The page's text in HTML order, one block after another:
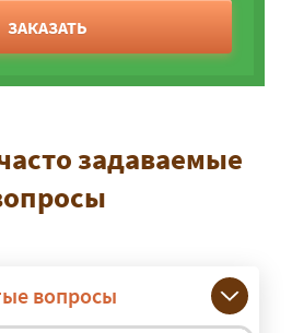
ЗАКАЗАТЬ
задаваемые
вопросы